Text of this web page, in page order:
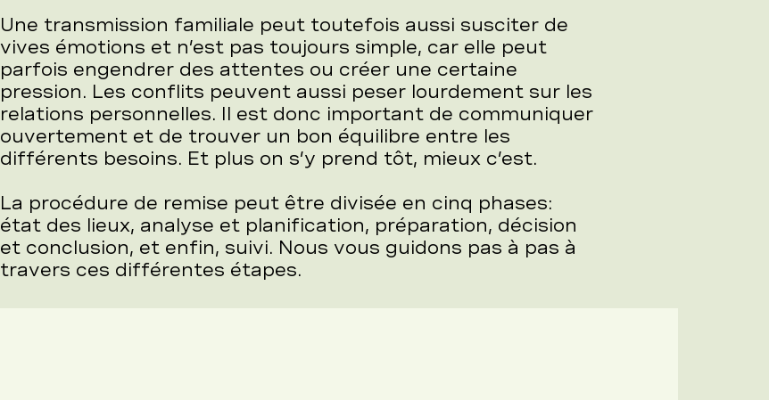
Une transmission familiale peut toutefois aussi susciter de
vives émotions et n’est pas toujours simple, car elle peut
parfois engendrer des attentes ou créer une certaine
pression. Les conflits peuvent aussi peser lourdement sur les
relations personnelles. Il est donc important de communiquer
ouvertement et de trouver un bon équilibre entre les
différents besoins. Et plus on s’y prend tôt, mieux c’est.
La procédure de remise peut être divisée en cinq phases:
état des lieux, analyse et planification, préparation, décision
et conclusion, et enfin, suivi. Nous vous guidons pas à pas à
travers ces différentes étapes.